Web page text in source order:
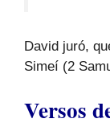
David juró,
Simeí (2
Versos